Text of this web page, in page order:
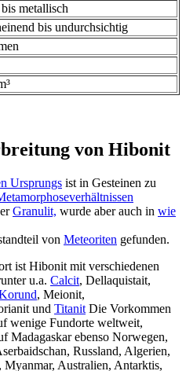
metallisch
bis undurchsichtig
von Hibonit
Ursprungs ist in Gesteinen zu
Granulit, wurde aber auch in wie
von Meteoriten gefunden.
ist Hibonit mit verschiedenen
u.a. Calcit, Dellaquistait,
, Meionit,
und Titanit Die Vorkommen
wenige Fundorte weltweit,
Madagaskar ebenso Norwegen,
Russland, Algerien,
Australien, Antarktis,